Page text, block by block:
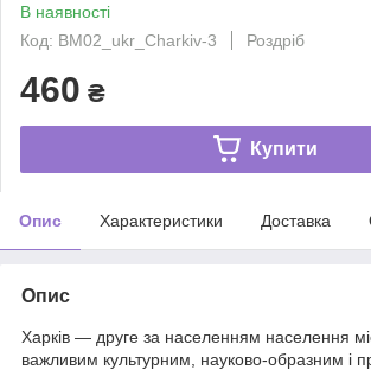
В наявності
Код: BM02_ukr_Charkiv-3
Роздріб
460 ₴
Купити
Опис Характеристики Доставка
Опис
Харків — друге за населенням населення
важливим культурним, науково-образним і